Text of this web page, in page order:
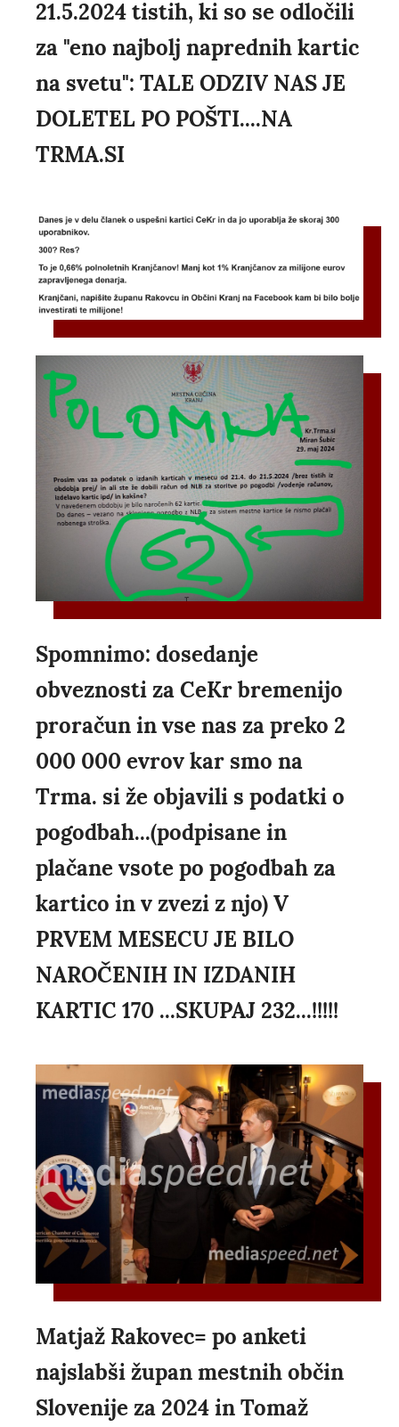
21.5.2024 tistih, ki so se odločili
za "eno najbolj naprednih kartic
na svetu": TALE ODZIV NAS JE
DOLETEL PO POŠTI....NA
TRMA.SI
Spomnimo: dosedanje
obveznosti za CeKr bremenijo
proračun in vse nas za preko 2
000 000 evrov kar smo na
Trma. si že objavili s podatki o
pogodbah...(podpisane in
plačane vsote po pogodbah za
kartico in v zvezi z njo) V
PRVEM MESECU JE BILO
NAROČENIH IN IZDANIH
KARTIC 170 ...SKUPAJ 232...!!!!!
Matjaž Rakovec= po anketi
najslabši župan mestnih občin
Slovenije za 2024 in Tomaž